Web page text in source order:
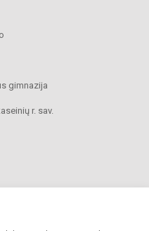
gimnazija
r. sav.